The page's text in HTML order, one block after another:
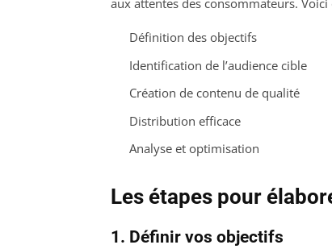
aux attentes des consommateurs.
Définition des objectifs
Identification de l’audience cible
Création de contenu de qualité
Distribution efficace
Analyse et optimisation
Les étapes pour
1. Définir vos objectifs